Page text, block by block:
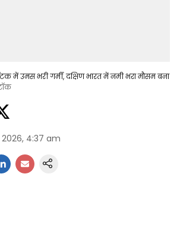
में उमस भरी गर्मी, दक्षिण भारत में नमी भरा मौसम बना
2026, 4:37 am